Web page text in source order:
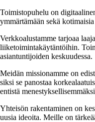
Toimistopuhelu on
ymmärtämään sekä
Verkkoalustamme tarjoaa
liiketoimintakäytäntöihin.
asiantuntijoiden keskuudessa.
Meidän missionamme on
siksi se panostaa
entistä
Yhteisön rakentaminen on
uusia ideoita. Meille on